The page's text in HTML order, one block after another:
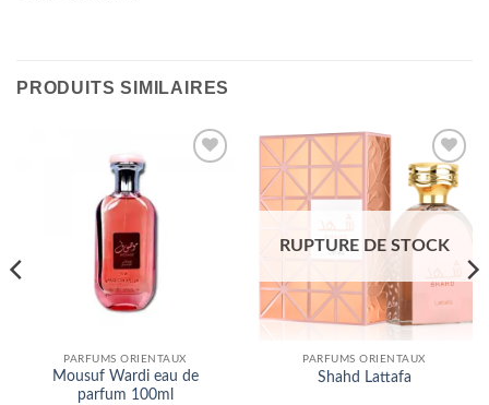
PRODUITS SIMILAIRES
PARFUMS ORIENTAUX
Mousuf Wardi eau de
parfum 100ml
Ajouter
à la liste
d’envies
RUPTURE DE STOCK
PARFUMS ORIENTAUX
Shahd Lattafa